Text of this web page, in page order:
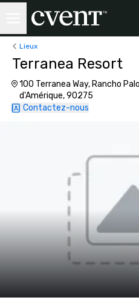
Lieux
Terranea Resort
100 Terranea Way, Rancho
d'Amérique, 90275
Contactez-nous